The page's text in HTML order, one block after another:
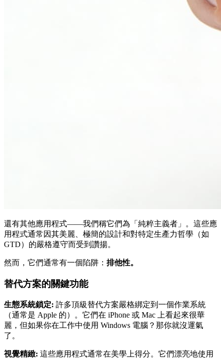
還有其他應用程式——我們稱它們為「純粹主義者」。這些應
用程式通常因其美麗、極簡的設計和對特定生產力哲學（如
GTD）的嚴格遵守而受到讚揚。
然而，它們通常有一個陷阱： 排他性。
替代方案的關鍵功能
生態系統鎖定: 許多頂級替代方案嚴格綁定到一個作業系統
（通常是 Apple 的）。它們在 iPhone 或 Mac 上看起來很華
麗，但如果你在工作中使用 Windows 電腦？那你就沒運氣
了。
視覺精緻: 這些應用程式通常在美學上得分。它們漂亮地使用